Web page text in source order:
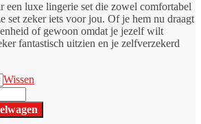
een luxe lingerie set die zowel comfortabel
set zeker iets voor jou. Of je hem nu draagt
of gewoon omdat je jezelf wilt
fantastisch uitzien en je zelfverzekerd
Wissen